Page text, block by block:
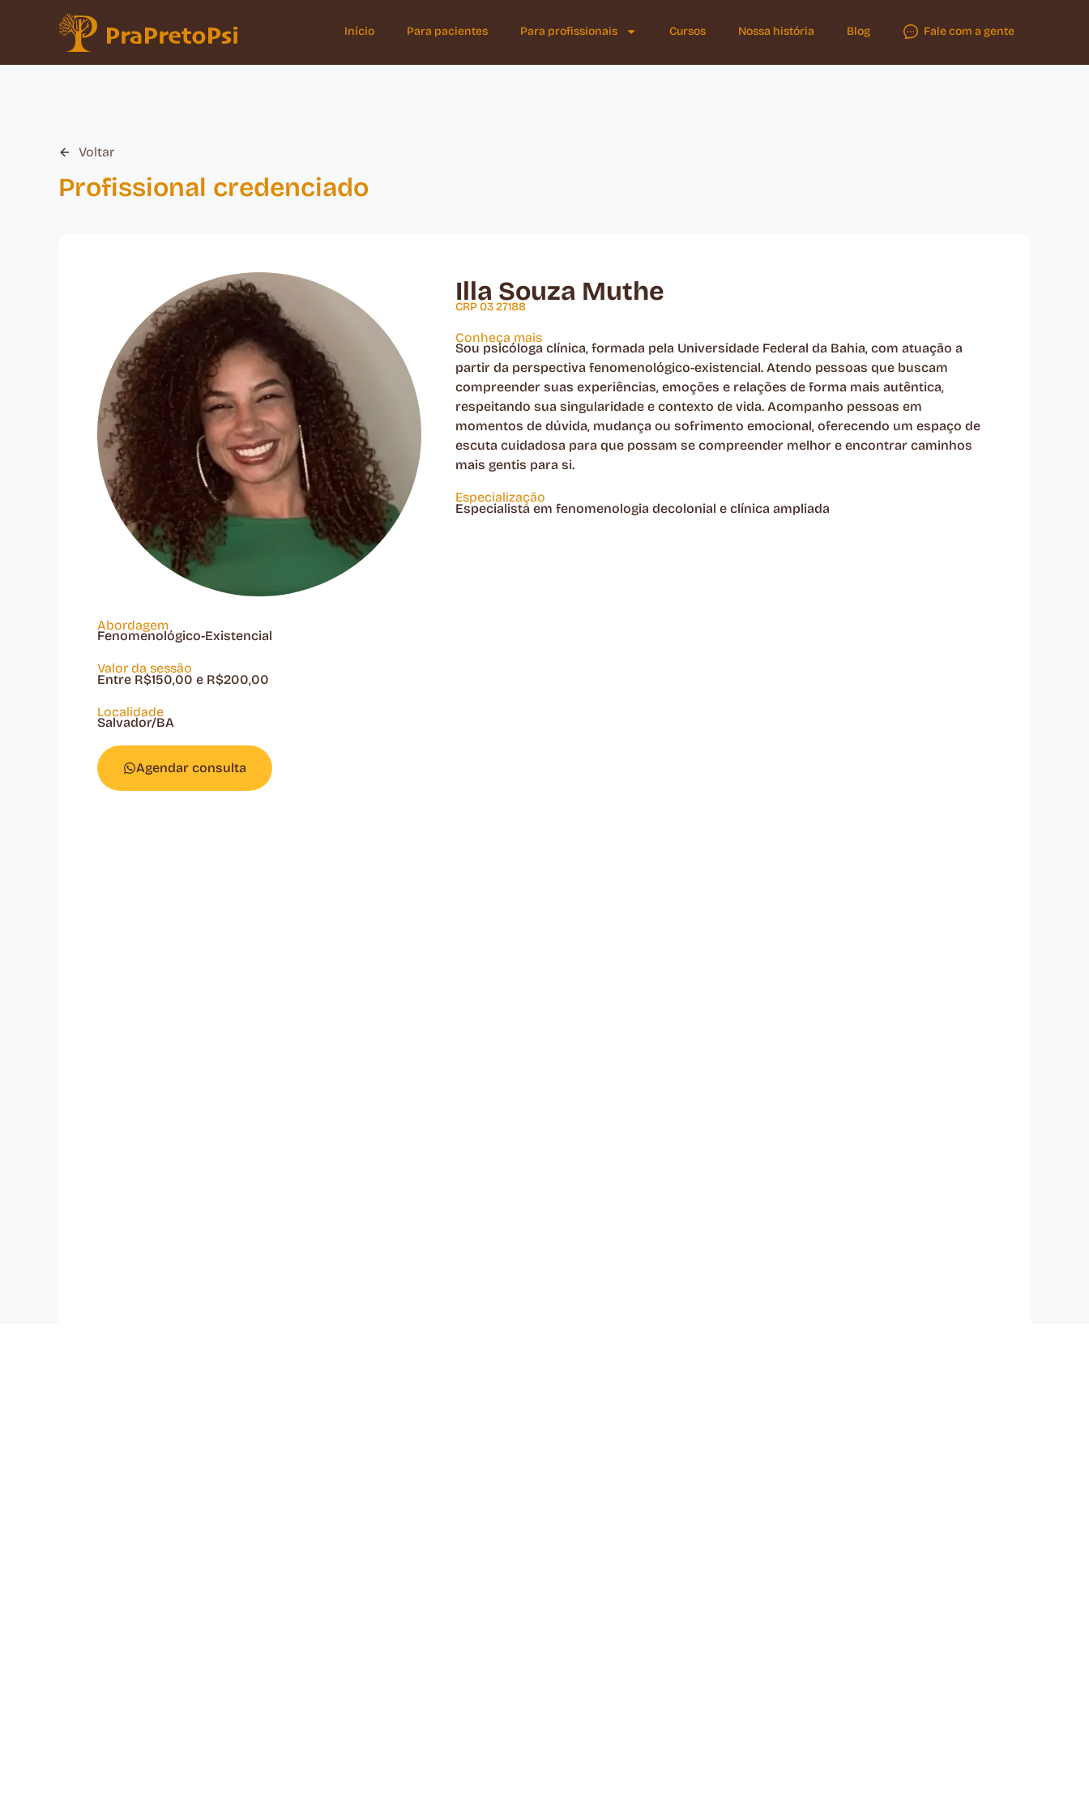
Início Para pacientes Para profissionais Cursos Nossa história Blog Fale com a gente
Voltar
Profissional credenciado
Abordagem
Fenomenológico-Existencial
Valor da sessão
Entre R$150,00 e R$200,00
Localidade
Salvador/BA
Agendar consulta
Illa Souza Muthe
CRP 03 27188
Conheça mais
Sou psicóloga clínica, formada pela Universidade Federal da Bahia, com atuação a
partir da perspectiva fenomenológico-existencial. Atendo pessoas que buscam
compreender suas experiências, emoções e relações de forma mais autêntica,
respeitando sua singularidade e contexto de vida. Acompanho pessoas em
momentos de dúvida, mudança ou sofrimento emocional, oferecendo um espaço de
escuta cuidadosa para que possam se compreender melhor e encontrar caminhos
mais gentis para si.
Especialização
Especialista em fenomenologia decolonial e clínica ampliada